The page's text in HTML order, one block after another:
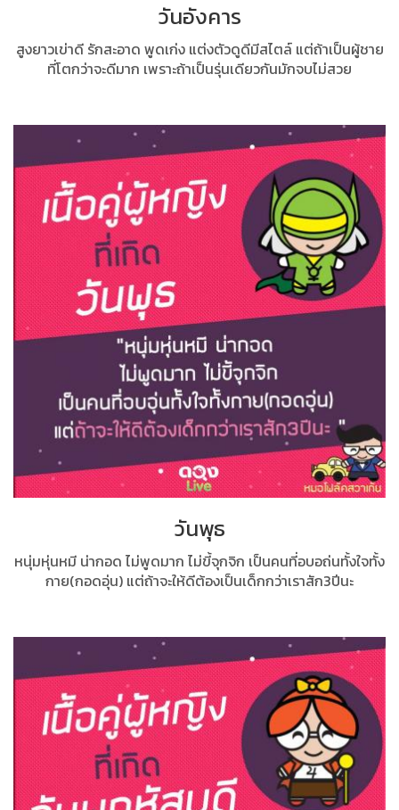
วันอังคาร
สูงยาวเข่าดี รักสะอาด พูดเก่ง แต่งตัวดูดีมีสไตล์ แต่ถ้าเป็นผู้ชาย
ที่โตกว่าจะดีมาก เพราะถ้าเป็นรุ่นเดียวกันมักจบไม่สวย
วันพุธ
หนุ่มหุ่นหมี น่ากอด ไม่พูดมาก ไม่ขี้จุกจิก เป็นคนที่อบอถ่นทั้งใจทั้ง
กาย(กอดอุ่น) แต่ถ้าจะให้ดีต้องเป็นเด็กกว่าเราสัก3ปีนะ